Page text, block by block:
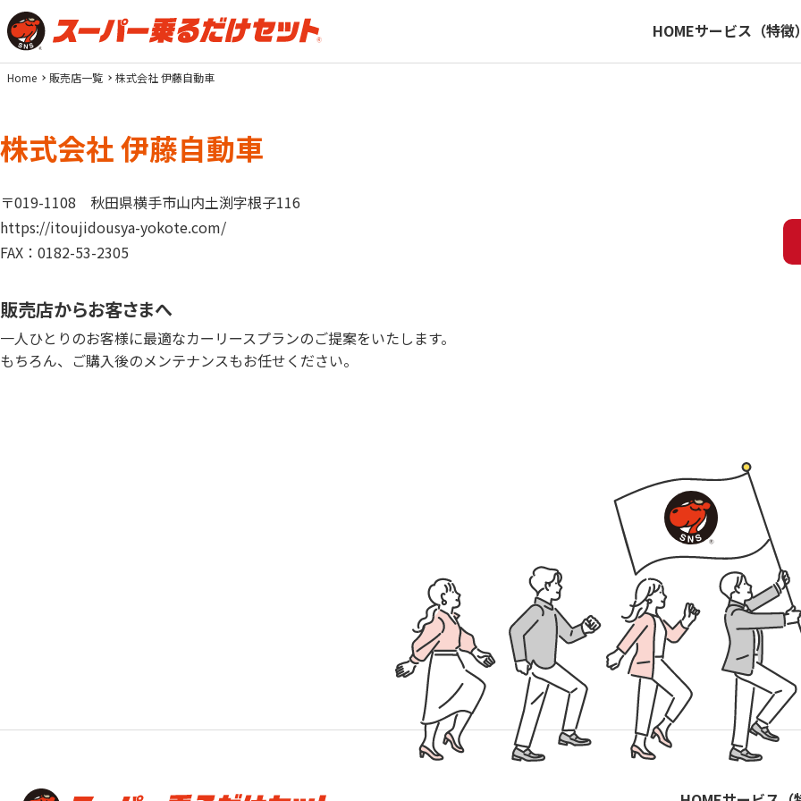
HOMEサービス（特徴）
Home 販売店一覧 株式会社 伊藤自動車
株式会社 伊藤自動車
〒019-1108
秋田県横手市山内土渕字根子116
https://itoujidousya-yokote.com/
FAX：0182-53-2305
販売店からお客さまへ
一人ひとりのお客様に最適なカーリースプランのご提案をいたします。
もちろん、ご購入後のメンテナンスもお任せください。